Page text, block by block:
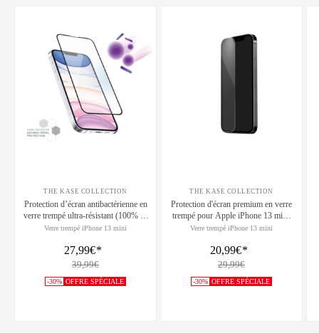
THE KASE COLLECTION
Protection d’écran antibactérienne en
verre trempé ultra-résistant (100% de
surface couverte) pour Apple iPhone
Verre trempé iPhone 13 mini
27,99€*
39,99€
-30% OFFRE SPÉCIALE
THE KASE COLLECTION
Protection d'écran premium en verre
trempé pour Apple iPhone 13 mini,
Transparent
Verre trempé iPhone 13 mini
20,99€*
29,99€
-30% OFFRE SPÉCIALE